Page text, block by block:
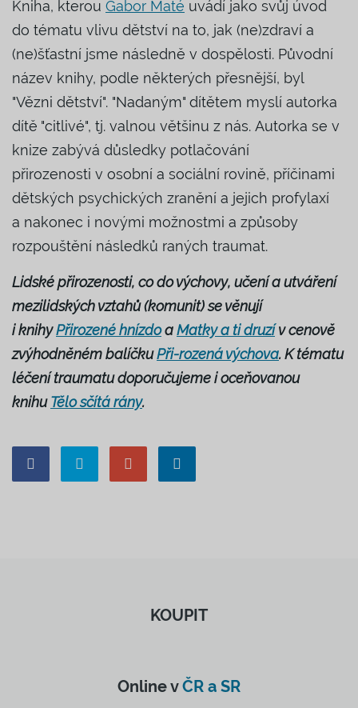
Kniha, kterou Gabor Maté uvádí jako svůj úvod
do tématu vlivu dětství na to, jak (ne)zdraví a
(ne)šťastní jsme následně v dospělosti. Původní
název knihy, podle některých přesnější, byl
"Vězni dětství". "Nadaným" dítětem myslí autorka
dítě "citlivé", tj. valnou většinu z nás. Autorka se v
knize zabývá důsledky potlačování
přirozenosti v osobní a sociální rovině, příčinami
dětských psychických zranění a jejich profylaxí
a nakonec i novými možnostmi a způsoby
rozpouštění následků raných traumat.
Lidské přirozenosti, co do výchovy, učení a utváření
mezilidských vztahů (komunit) se věnují
i knihyPřirozené hnízdoaMatky a ti druzív cenově
zvýhodněném balíčkuPři-rozená výchova. K tématu
léčení traumatu doporučujeme i oceňovanou
knihuTělo sčítá rány.
KOUPIT
Online vČR a SR